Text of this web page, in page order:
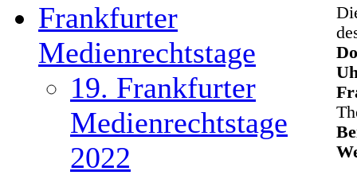
Frankfurter
Medienrechtstage
19. Frankfurter
Medienrechtstage
2022